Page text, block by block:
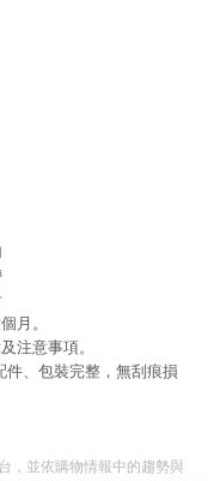
月。
注意事項。
、包裝完整，無刮痕損
，並依購物情報中的趨勢與